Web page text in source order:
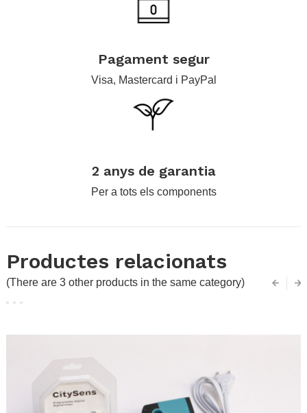
Pagament segur
Visa, Mastercard i PayPal
2 anys de garantia
Per a tots els components
Productes relacionats
(There are 3 other products in the same category)